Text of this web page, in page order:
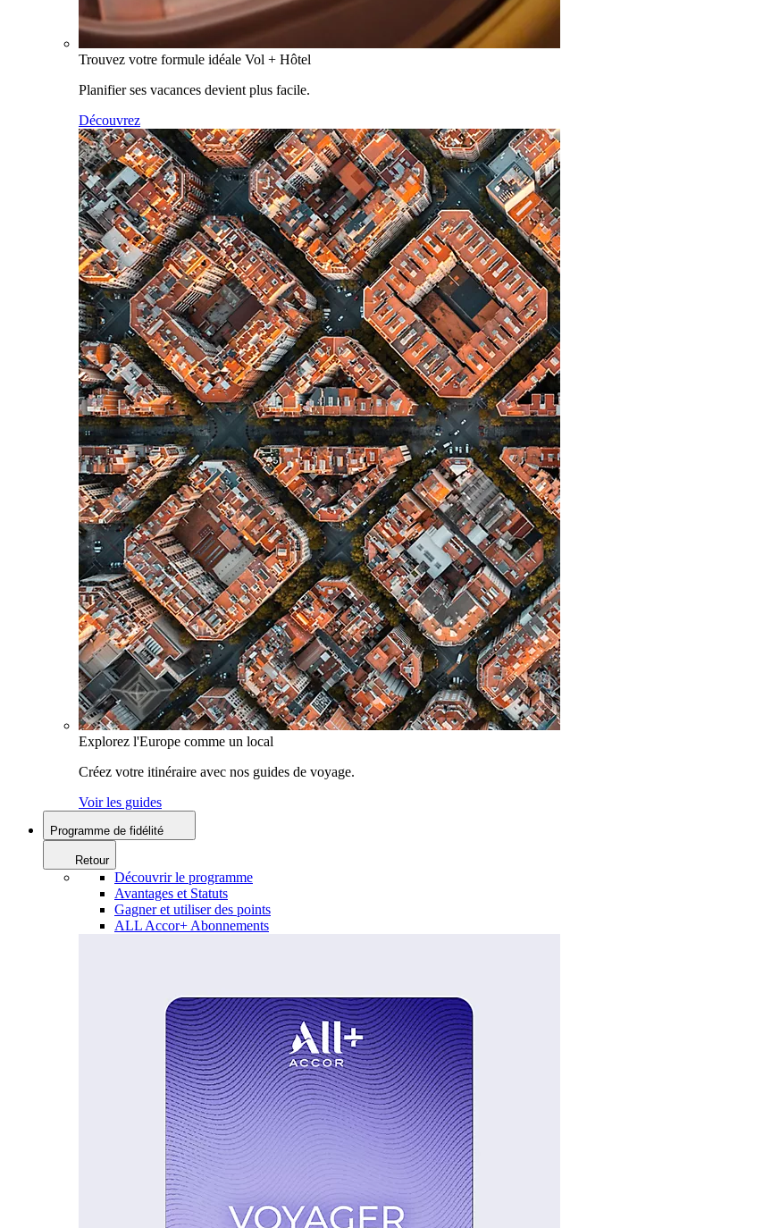
Trouvez votre formule idéale Vol + Hôtel
Planifier ses vacances devient plus facile.
Découvrez
Explorez l'Europe comme un local
Créez votre itinéraire avec nos guides de voyage.
Voir les guides
Programme de fidélité
Retour
Découvrir le programme
Avantages et Statuts
Gagner et utiliser des points
ALL Accor+ Abonnements